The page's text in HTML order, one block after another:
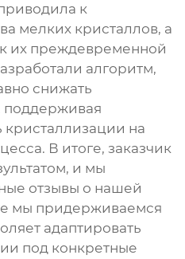
к
мелких кристаллов, а
их преждевременной
алгоритм,
снижать
поддерживая
кристаллизации на
В итоге, заказчик
и мы
отзывы о нашей
мы придерживаемся
адаптировать
под конкретные